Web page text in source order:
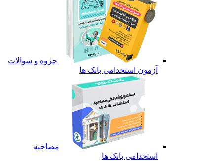
جزوه و سوالات
آزمون استخدامی بانک ها
مصاحبه
استخدامی بانک ها